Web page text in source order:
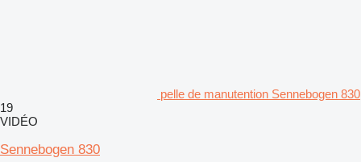
pelle de manutention Sennebogen 830
19
VIDÉO
Sennebogen 830